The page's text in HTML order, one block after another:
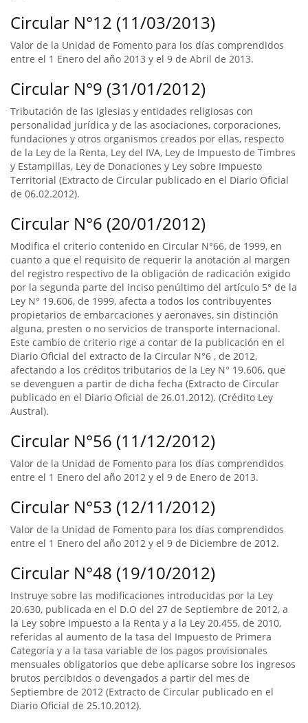
Circular N°12 (11/03/2013)
Valor de la Unidad de Fomento para los días comprendidos
entre el 1 Enero del año 2013 y el 9 de Abril de 2013.
Circular N°9 (31/01/2012)
Tributación de las iglesias y entidades religiosas con
personalidad jurídica y de las asociaciones, corporaciones,
fundaciones y otros organismos creados por ellas, respecto
de la Ley de la Renta, Ley del IVA, Ley de Impuesto de Timbres
y Estampillas, Ley de Donaciones y Ley sobre Impuesto
Territorial (Extracto de Circular publicado en el Diario Oficial
de 06.02.2012).
Circular N°6 (20/01/2012)
Modifica el criterio contenido en Circular N°66, de 1999, en
cuanto a que el requisito de requerir la anotación al margen
del registro respectivo de la obligación de radicación exigido
por la segunda parte del inciso penúltimo del artículo 5° de la
Ley N° 19.606, de 1999, afecta a todos los contribuyentes
propietarios de embarcaciones y aeronaves, sin distinción
alguna, presten o no servicios de transporte internacional.
Este cambio de criterio rige a contar de la publicación en el
Diario Oficial del extracto de la Circular N°6 , de 2012,
afectando a los créditos tributarios de la Ley N° 19.606, que
se devenguen a partir de dicha fecha (Extracto de Circular
publicado en el Diario Oficial de 26.01.2012). (Crédito Ley
Austral).
Circular N°56 (11/12/2012)
Valor de la Unidad de Fomento para los días comprendidos
entre el 1 Enero del año 2012 y el 9 de Enero de 2013.
Circular N°53 (12/11/2012)
Valor de la Unidad de Fomento para los días comprendidos
entre el 1 Enero del año 2012 y el 9 de Diciembre de 2012.
Circular N°48 (19/10/2012)
Instruye sobre las modificaciones introducidas por la Ley
20.630, publicada en el D.O del 27 de Septiembre de 2012, a
la Ley sobre Impuesto a la Renta y a la Ley 20.455, de 2010,
referidas al aumento de la tasa del Impuesto de Primera
Categoría y a la tasa variable de los pagos provisionales
mensuales obligatorios que debe aplicarse sobre los ingresos
brutos percibidos o devengados a partir del mes de
Septiembre de 2012 (Extracto de Circular publicado en el
Diario Oficial de 25.10.2012).